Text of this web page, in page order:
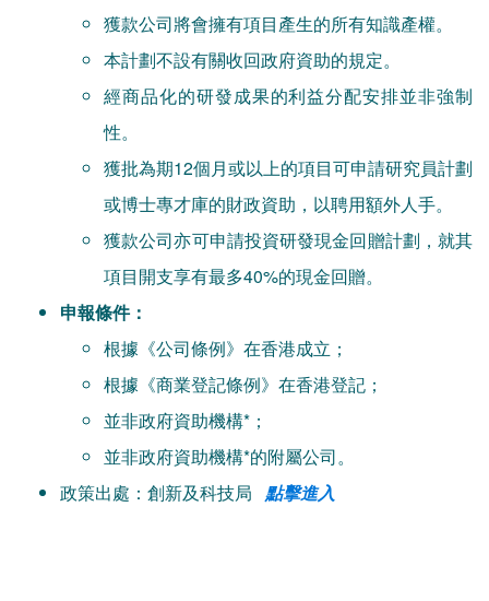
獲款公司將會擁有項目產生的所有知識產權。
本計劃不設有關收回政府資助的規定。
經商品化的研發成果的利益分配安排並非強制
性。
獲批為期12個月或以上的項目可申請研究員計劃
或博士專才庫的財政資助，以聘用額外人手。
獲款公司亦可申請投資研發現金回贈計劃，就其
項目開支享有最多40%的現金回贈。
申報條件：
根據《公司條例》在香港成立；
根據《商業登記條例》在香港登記；
並非政府資助機構*；
並非政府資助機構*的附屬公司。
政策出處：創新及科技局 點擊進入